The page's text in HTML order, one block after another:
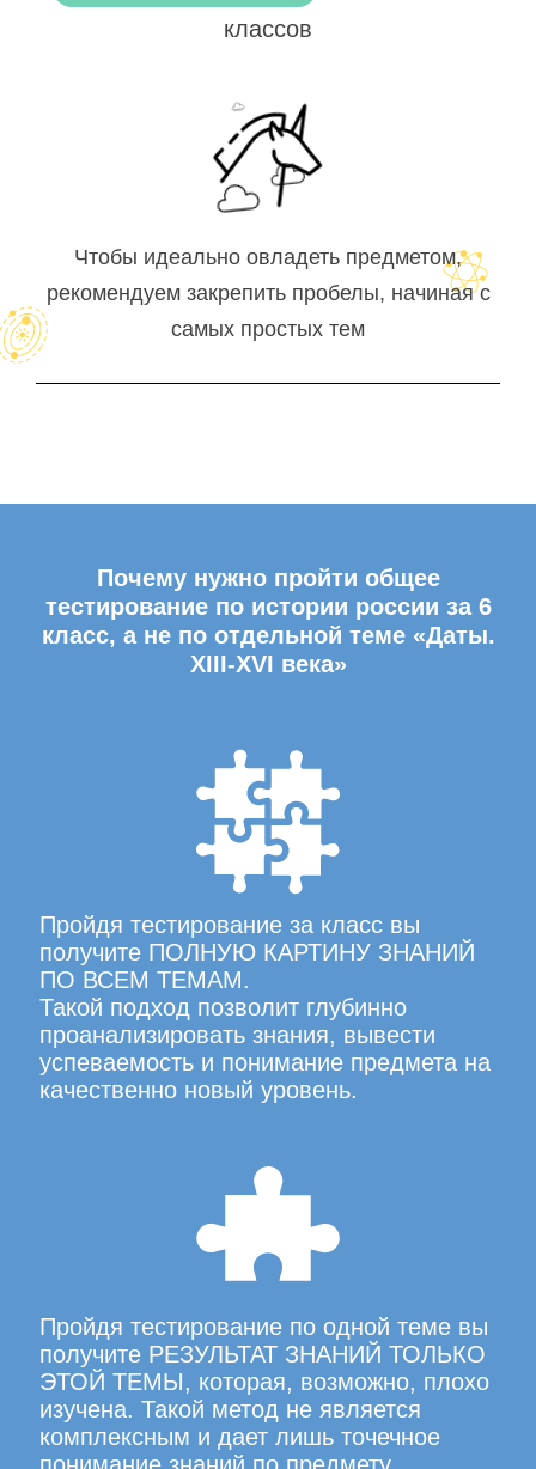
классов
Чтобы идеально овладеть предметом,
рекомендуем закрепить пробелы, начиная с
самых простых тем
Почему нужно пройти общее
тестирование по истории россии за 6
класс, а не по отдельной теме «Даты.
XIII-XVI века»
Пройдя тестирование за класс вы
получите ПОЛНУЮ КАРТИНУ ЗНАНИЙ
ПО ВСЕМ ТЕМАМ.
Такой подход позволит глубинно
проанализировать знания, вывести
успеваемость и понимание предмета на
качественно новый уровень.
Пройдя тестирование по одной теме вы
получите РЕЗУЛЬТАТ ЗНАНИЙ ТОЛЬКО
ЭТОЙ ТЕМЫ, которая, возможно, плохо
изучена. Такой метод не является
комплексным и дает лишь точечное